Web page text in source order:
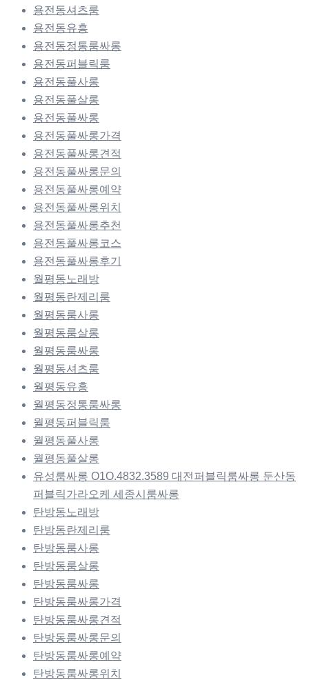
용전동셔츠룸
용전동유흥
용전동정통룸싸롱
용전동퍼블릭룸
용전동풀사롱
용전동풀살롱
용전동풀싸롱
용전동풀싸롱가격
용전동풀싸롱견적
용전동풀싸롱문의
용전동풀싸롱예약
용전동풀싸롱위치
용전동풀싸롱추천
용전동풀싸롱코스
용전동풀싸롱후기
월평동노래방
월평동란제리룸
월평동룸사롱
월평동룸살롱
월평동룸싸롱
월평동셔츠룸
월평동유흥
월평동정통룸싸롱
월평동퍼블릭룸
월평동풀사롱
월평동풀살롱
유성룸싸롱 O1O.4832.3589 대전퍼블릭룸싸롱 둔산동
퍼블릭가라오케 세종시룸싸롱
탄방동노래방
탄방동란제리룸
탄방동룸사롱
탄방동룸살롱
탄방동룸싸롱
탄방동룸싸롱가격
탄방동룸싸롱견적
탄방동룸싸롱문의
탄방동룸싸롱예약
탄방동룸싸롱위치